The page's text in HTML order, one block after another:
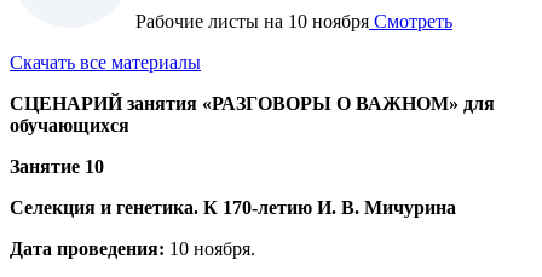
Рабочие листы на 10 ноября Смотреть
Скачать все материалы
СЦЕНАРИЙзанятия «РАЗГОВОРЫ О ВАЖНОМ» для
обучающихся
Занятие 10
Селекция и генетика. К 170-летию И. В. Мичурина
Дата проведения: 10 ноября.